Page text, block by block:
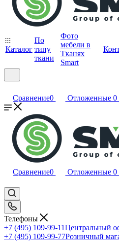
Каталог
По
типу
ткани
Фото
мебели в
Тканях
Smart
Сравнение0 Отложенные 0
Сравнение0 Отложенные 0
Телефоны
+7 (495) 109-99-11Центральный
+7 (495) 109-99-77Розничный